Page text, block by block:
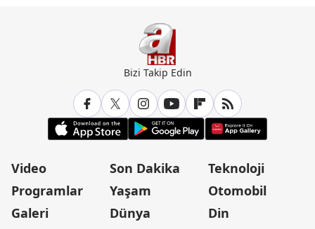
Bizi Takip Edin
Video
Programlar
Galeri
Son Dakika
Yaşam
Dünya
Teknoloji
Otomobil
Din